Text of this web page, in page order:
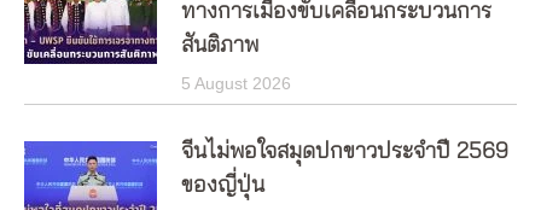
ทางการเมืองขับเคลื่อนกระบวนการ
สันติภาพ
5 August 2026
จีนไม่พอใจสมุดปกขาวประจำปี 2569
ของญี่ปุ่น